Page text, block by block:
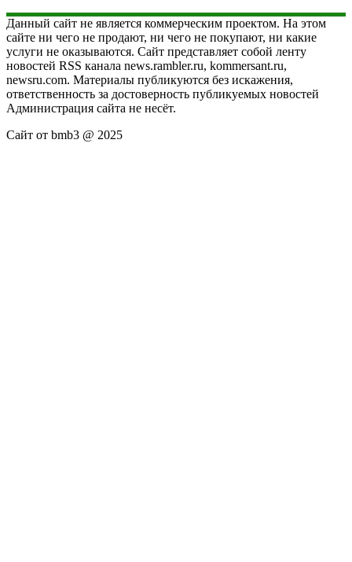
Данный сайт не является коммерческим проектом. На этом
сайте ни чего не продают, ни чего не покупают, ни какие
услуги не оказываются. Сайт представляет собой ленту
новостей RSS канала news.rambler.ru, kommersant.ru,
newsru.com. Материалы публикуются без искажения,
ответственность за достоверность публикуемых новостей
Администрация сайта не несёт.
Сайт от bmb3 @ 2025